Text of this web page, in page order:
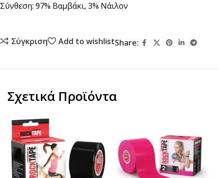
Σύνθεση: 97% Βαμβάκι, 3% Νάιλον
Σύγκριση Add to wishlistShare:
Σχετικά Προϊόντα